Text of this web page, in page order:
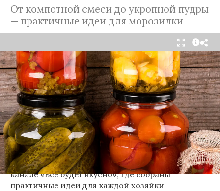
От компотной смеси до укропной пудры
— практичные идеи для морозилки
Каждый год, когда приходит пора богатого
урожая, я стараюсь сохранить максимум летних
витаминов. Закатки в банки — это, безусловно,
классика, которая никуда не уходит из нашей
жизни. Но современный подход к хранению
продуктов показывает, что есть и более простые,
быстрые и удобные способы.
Сегодня я делюсь своими любимыми рецептами
без банок и долгих стерилизаций. Подробнее и с
пошаговыми инструкциями их можно найти на
канале «Все будет вкусно», где собраны
практичные идеи для каждой хозяйки.